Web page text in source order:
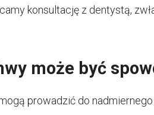
konsultację z dentystą,
może być
prowadzić do